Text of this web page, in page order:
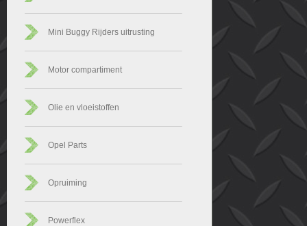
Mini Buggy Rijders uitrusting
Motor compartiment
Olie en vloeistoffen
Opel Parts
Opruiming
Powerflex